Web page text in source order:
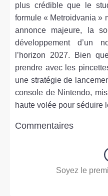
plus crédible que le
formule « Metroidvania »
annonce majeure, la
développement d’un
l’horizon 2027. Bien
prendre avec les
une stratégie de
console de Nintendo,
haute volée pour séduire
Commentaires
Soyez le